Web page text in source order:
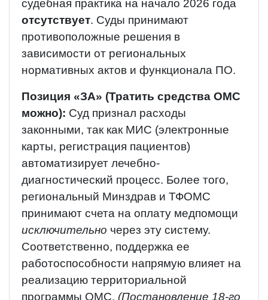
судебная практика на начало 2026 года
отсутствует. Суды принимают
противоположные решения в
зависимости от региональных
нормативных актов и функционала ПО.
Позиция «ЗА» (Тратить средства ОМС
можно): Суд признал расходы
законными, так как МИС (электронные
карты, регистрация пациентов)
автоматизирует лечебно-
диагностический процесс. Более того,
региональный Минздрав и ТФОМС
принимают счета на оплату медпомощи
исключительно через эту систему.
Соответственно, поддержка ее
работоспособности напрямую влияет на
реализацию территориальной
программы ОМС. (Постановление 18-го